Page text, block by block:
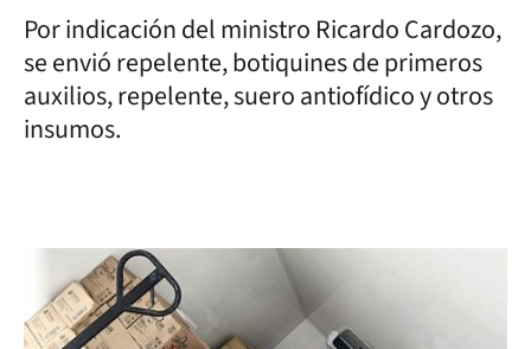
Por indicación del ministro Ricardo Cardozo,
se envió repelente, botiquines de primeros
auxilios, repelente, suero antiofídico y otros
insumos.